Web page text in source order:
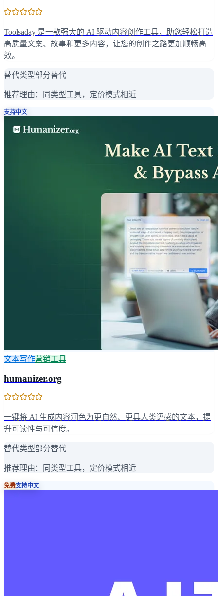
Toolsaday 是一款强大的 AI 驱动内容创作工具，助您轻松打造
高质量文案、故事和更多内容，让您的创作之路更加顺畅高
效。
替代类型部分替代
推荐理由： 同类型工具，定价模式相近
支持中文
文本写作营销工具
humanizer.org
一键将 AI 生成内容润色为更自然、更具人类语感的文本，提
升可读性与可信度。
替代类型部分替代
推荐理由： 同类型工具，定价模式相近
免费支持中文